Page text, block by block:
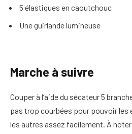
5 élastiques en caoutchouc
Une guirlande lumineuse
Marche à suivre
Couper à l’aide du sécateur 5
pas trop courbées pour pouvoir les
les autres assez facilement. À